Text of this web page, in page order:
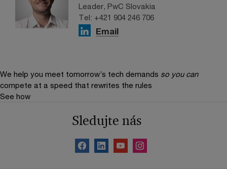
Leader, PwC Slovakia
Tel: +421 904 246 706
Email
We help you meet tomorrow’s tech demands so you can
compete at a speed that rewrites the rules
See how
Sledujte nás